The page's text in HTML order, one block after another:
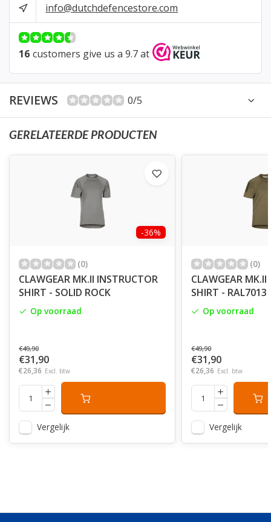
info@dutchdefencestore.com
16 customers give us a 9.7 at
REVIEWS 0/5
GERELATEERDE PRODUCTEN
-36%
(0)
CLAWGEAR MK.II INSTRUCTOR
SHIRT - SOLID ROCK
Op voorraad
€49,90
€31,90
€26,36 Excl. btw
Vergelijk
(0)
CLAWGEAR
SHIRT - RAL7013
Op voorraad
€49,90
€31,90
€26,36 Excl. btw
Vergelijk